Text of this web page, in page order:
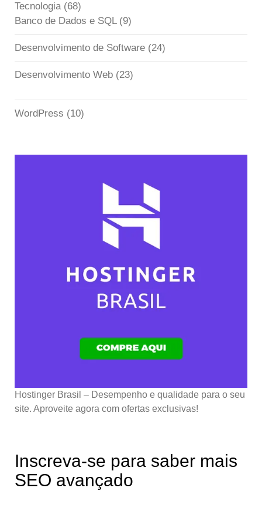
Tecnologia(68)
Banco de Dados e SQL(9)
Desenvolvimento de Software (24)
Desenvolvimento Web (23)
WordPress (10)
Hostinger Brasil – Desempenho e qualidade para o seu
site. Aproveite agora com ofertas exclusivas!
Inscreva-se para saber mais
SEO avançado